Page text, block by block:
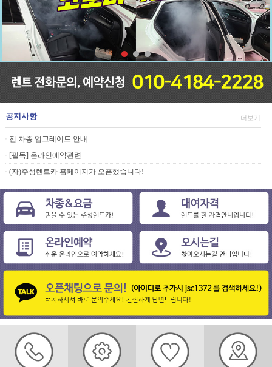
공지사항
ㆍ 전 차종 업그레이드 안내
ㆍ [필독] 온라인예약관련
ㆍ (자)주성렌트카 홈페이지가 오픈했습니다!
더보기